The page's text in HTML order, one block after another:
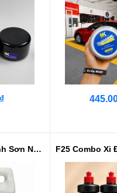
Dung Dịch Vệ Sinh Sơn NK Lau Xi,...